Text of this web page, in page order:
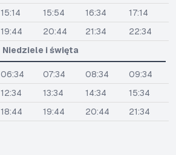
15:14 15:54 16:34
17:14
19:44 20:44 21:34
22:34
Niedziele i święta
06:34 07:34 08:34
09:34
12:34 13:34 14:34
15:34
18:44 19:44 20:44
21:34